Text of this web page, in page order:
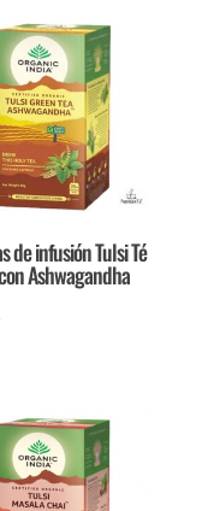
desde
3,10€
hasta
21,73€
de infusión Tulsi Té
Ashwagandha